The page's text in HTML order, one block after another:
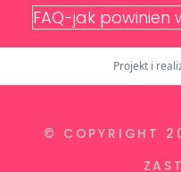
FAQ-jak powinien
Projekt i
© COPYRIGHT